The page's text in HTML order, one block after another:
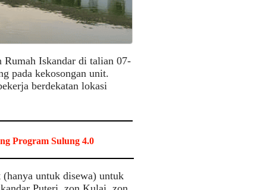
Rumah Iskandar di talian 07-
pada kekosongan unit.
berdekatan lokasi
Program Sulung 4.0
untuk disewa) untuk